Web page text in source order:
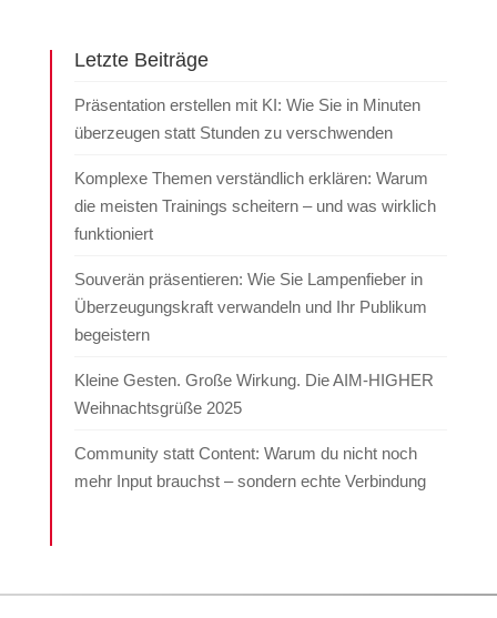
Letzte Beiträge
Präsentation erstellen mit KI: Wie Sie in Minuten
überzeugen statt Stunden zu verschwenden
Komplexe Themen verständlich erklären: Warum
die meisten Trainings scheitern – und was wirklich
funktioniert
Souverän präsentieren: Wie Sie Lampenfieber in
Überzeugungskraft verwandeln und Ihr Publikum
begeistern
Kleine Gesten. Große Wirkung. Die AIM-HIGHER
Weihnachtsgrüße 2025
Community statt Content: Warum du nicht noch
mehr Input brauchst – sondern echte Verbindung